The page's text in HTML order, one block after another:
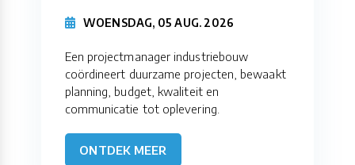
WOENSDAG, 05 AUG. 2026
Een projectmanager industriebouw
coördineert duurzame projecten, bewaakt
planning, budget, kwaliteit en
communicatie tot oplevering.
ONTDEK MEER